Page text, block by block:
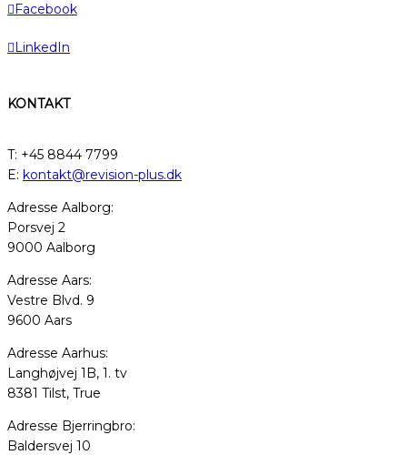
Facebook
LinkedIn
KONTAKT
T: +45 8844 7799
E: kontakt@revision-plus.dk
Adresse Aalborg:
Porsvej 2
9000 Aalborg
Adresse Aars:
Vestre Blvd. 9
9600 Aars
Adresse Aarhus:
Langhøjvej 1B, 1. tv
8381 Tilst, True
Adresse Bjerringbro:
Baldersvej 10